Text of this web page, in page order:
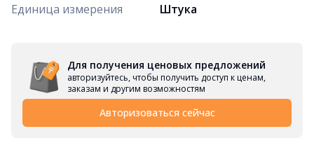
Единица измерения
Штука
Для получения ценовых предложений
авторизуйтесь, чтобы получить доступ к ценам,
заказам и другим возможностям
Авторизоваться сейчас